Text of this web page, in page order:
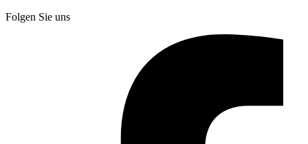
Folgen Sie uns